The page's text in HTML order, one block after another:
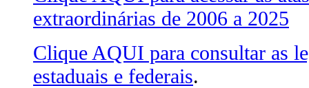
extraordinárias de 2006 a 2025
Clique AQUI para consultar as
estaduais e federais.